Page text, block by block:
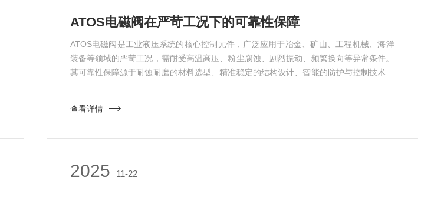
ATOS电磁阀在严苛工况下的可靠性保障
ATOS电磁阀是工业液压系统的核心控制元件，广泛应用于冶金、矿山、工程机械、海洋
装备等领域的严苛工况，需耐受高温高压、粉尘腐蚀、剧烈振动、频繁换向等异常条件。
其可靠性保障源于耐蚀耐磨的材料选型、精准稳定的结构设计、智能的防护与控制技术、
性是电磁阀失效的主要诱因，ATOS通过差异化材料选型构建防护屏障。1.阀芯与阀套的
查看详情
2025 11-22